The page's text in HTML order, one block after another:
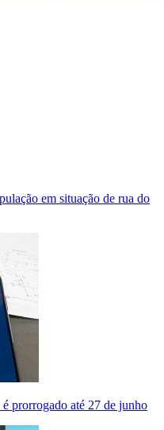
em situação de rua do
prorrogado até 27 de junho